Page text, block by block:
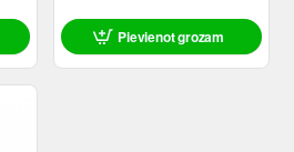
Pievienot grozam